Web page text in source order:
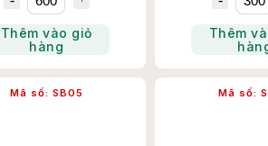
Thêm vào giỏ
hàng
Thêm
Mã số: SB05 Mã số: